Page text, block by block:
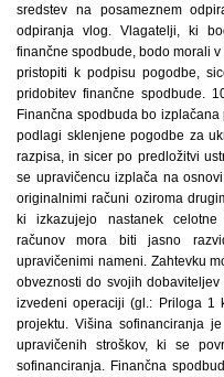
sredstev na posameznem
odpiranja vlog. Vlagatelji, ki
finančne spodbude, bodo morali
pristopiti k podpisu pogodbe,
pridobitev finančne spodbude.
Finančna spodbuda bo
podlagi sklenjene pogodbe za
razpisa, in sicer po predložitvi
se upravičencu izplača na
originalnimi računi oziroma
ki izkazujejo nastanek
računov mora biti jasno
upravičenimi nameni. Zahtevku
obveznosti do svojih
izvedeni operaciji (gl.: Priloga 1
projektu. Višina sofinanciranja
upravičenih stroškov, ki se
sofinanciranja. Finančna